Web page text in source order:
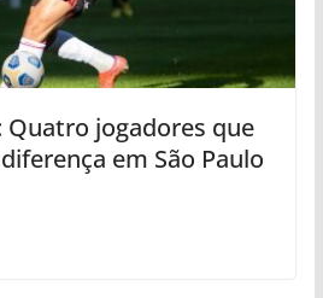
Quatro jogadores que
em São Paulo